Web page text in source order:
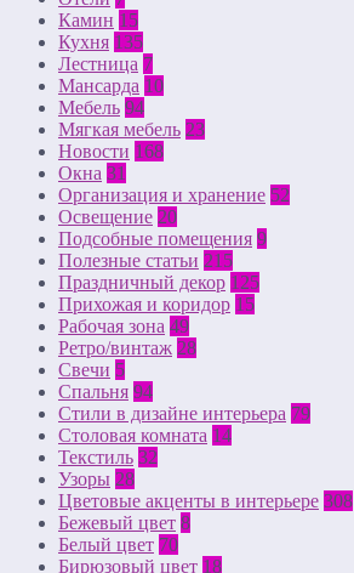
Камин 15
Кухня 135
Лестница 7
Мансарда 10
Мебель 94
Мягкая мебель 23
Новости 168
Окна 31
Организация и хранение 52
Освещение 20
Подсобные помещения 9
Полезные статьи 215
Праздничный декор 125
Прихожая и коридор 15
Рабочая зона 49
Ретро/винтаж 28
Свечи 5
Спальня 94
Стили в дизайне интерьера 79
Столовая комната 14
Текстиль 32
Узоры 28
Цветовые акценты в интерьере 308
Бежевый цвет 8
Белый цвет 70
Бирюзовый цвет 18